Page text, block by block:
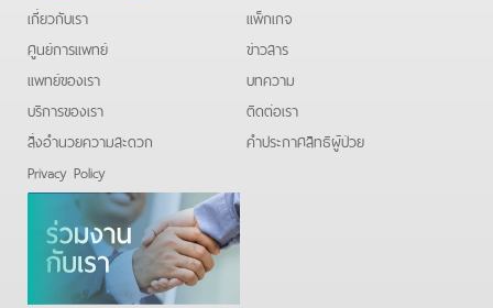
เกี่ยวกับเรา
ศูนย์การแพทย์
แพทย์ของเรา
บริการของเรา
สิ่งอำนวยความสะดวก
Privacy Policy
แพ็กเกจ
ข่าวสาร
บทความ
ติดต่อเรา
คําประกาศสิทธิผู้ป่วย